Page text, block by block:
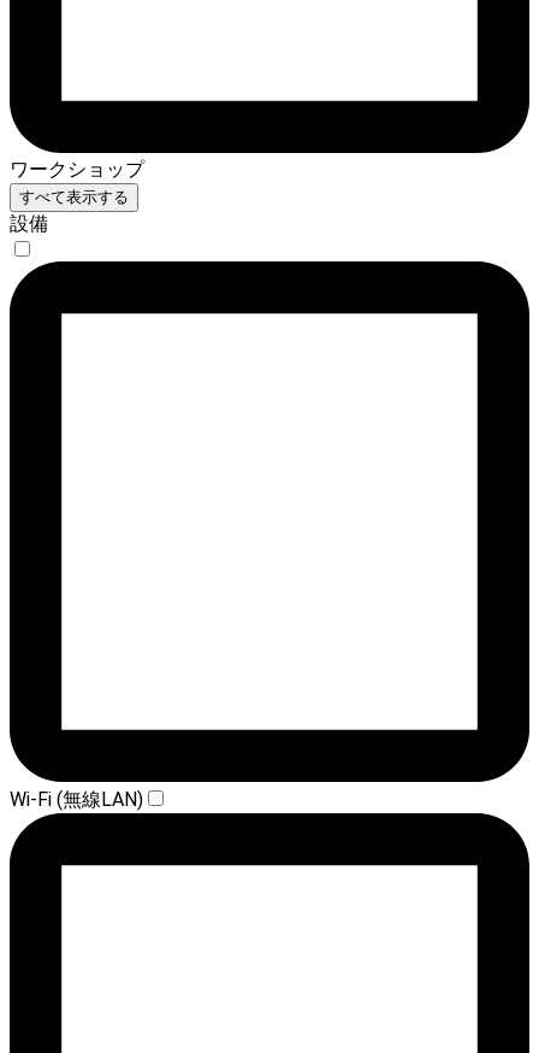
ワークショップ
すべて表示する
設備
Wi-Fi (無線LAN)